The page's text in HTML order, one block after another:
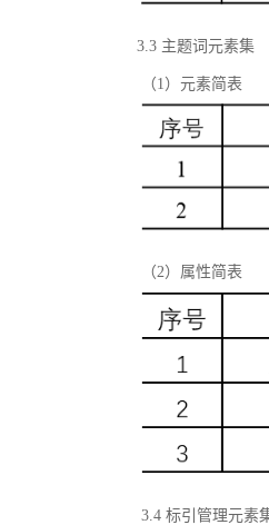
3.3 主题词元素集
（1）元素简表
（2）属性简表
3.4 标引管理元素